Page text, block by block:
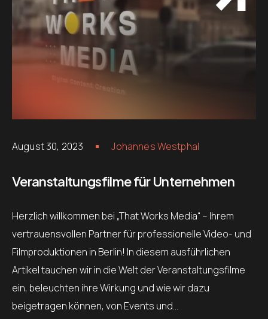
August 30, 2023 Johannes Westphal
Veranstaltungsfilme für Unternehmen
Herzlich willkommen bei „That Works Media“ – Ihrem
vertrauensvollen Partner für professionelle Video- und
Filmproduktionen in Berlin! In diesem ausführlichen
Artikel tauchen wir in die Welt der Veranstaltungsfilme
ein, beleuchten ihre Wirkung und wie wir dazu
beigetragen können, von Events und…